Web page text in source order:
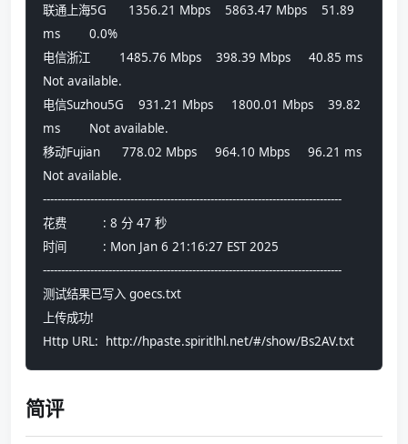
联通上海5G      1356.21 Mbps    5863.47 Mbps    51.89
ms        0.0%
电信浙江        1485.76 Mbps    398.39 Mbps     40.85 ms
Not available.
电信Suzhou5G    931.21 Mbps     1800.01 Mbps    39.82
ms        Not available.
移动Fujian      778.02 Mbps     964.10 Mbps     96.21 ms
Not available.
----------------------------------------------------------------------------------
花费          : 8 分 47 秒
时间          : Mon Jan 6 21:16:27 EST 2025
----------------------------------------------------------------------------------
测试结果已写入 goecs.txt
上传成功!
Http URL:  http://hpaste.spiritlhl.net/#/show/Bs2AV.txt
简评